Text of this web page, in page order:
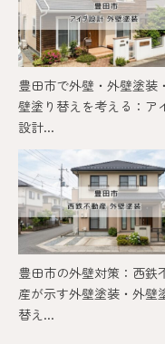
豊田市で外壁・外壁塗装
壁塗り替えを考える：ア
設計...
豊田市の外壁対策：西鉄
産が示す外壁塗装・外壁
替え...